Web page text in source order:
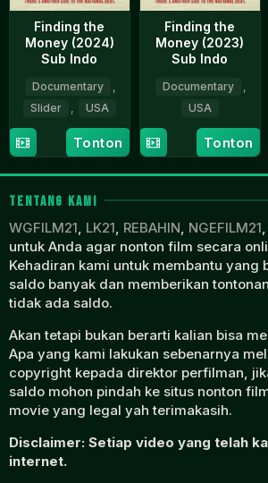
Finding the
Money (2024)
Sub Indo
Documentary
Slider
USA
3
May
2024
Maren
Poitras
Tonton
Finding the
Money (2023)
Sub Indo
Documentary
USA
3
May
2024
Maren
Poitras
Tonton
TENTANG KAMI
WGFILM21, LK21, REBAHIN, NGEFILM21,
untuk Anda agar nonton film secara
Kehadiran kami untuk membantu yang
saldo banyak dan memberikan
tidak ada saldo.
Akan tetapi bukan berarti kalian bisa
Apa yang kami lakukan sebenarnya
copyright kepada direktor perfilman,
saldo mohon pindah ke situs nonton
movie yang legal yah terimakasih.
Disclaimer: Setiap video yang telah
internet.